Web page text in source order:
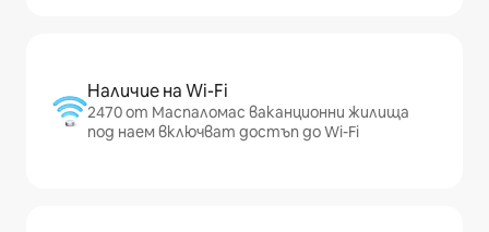
Наличие на Wi-Fi
2470 от Маспаломас ваканционни жилища
под наем включват достъп до Wi-Fi